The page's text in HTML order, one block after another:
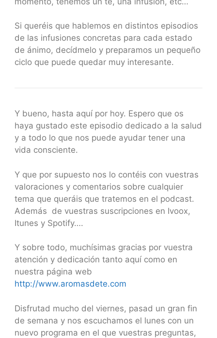
Si queréis que hablemos en distintos episodios
de las infusiones concretas para cada estado
de ánimo, decídmelo y preparamos un pequeño
ciclo que puede quedar muy interesante.
Y bueno, hasta aquí por hoy. Espero que os
haya gustado este episodio dedicado a la salud
y a todo lo que nos puede ayudar tener una
vida consciente.
Y que por supuesto nos lo contéis con vuestras
valoraciones y comentarios sobre cualquier
tema que queráis que tratemos en el podcast.
Además de vuestras suscripciones en Ivoox,
Itunes y Spotify….
Y sobre todo, muchísimas gracias por vuestra
atención y dedicación tanto aquí como en
nuestra página web
http://www.aromasdete.com
Disfrutad mucho del viernes, pasad un gran fin
de semana y nos escuchamos el lunes con un
nuevo programa en el que vuestras preguntas,